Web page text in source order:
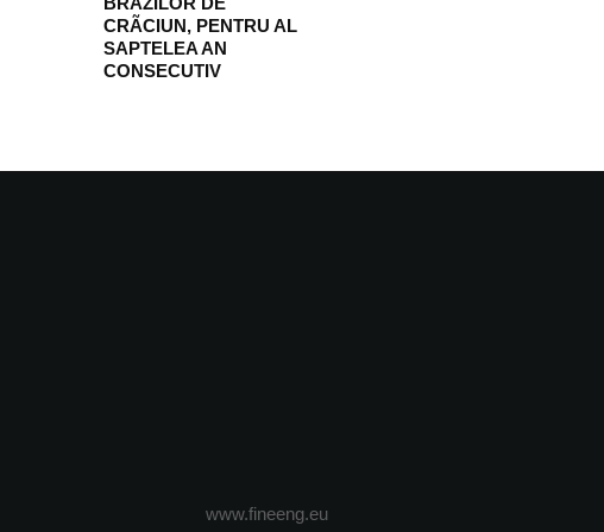
CRÃCIUN, PENTRU AL
SAPTELEA AN
CONSECUTIV
www.fineeng.eu